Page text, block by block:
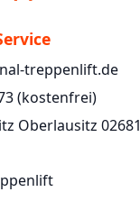
treppenlift.de
(kostenfrei)
Oberlausitz 02681